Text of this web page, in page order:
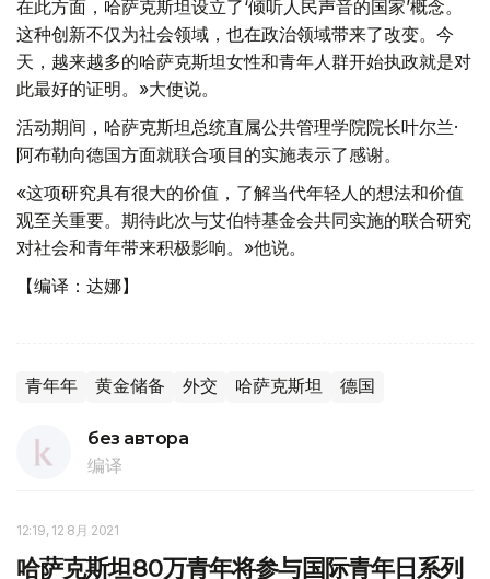
在此方面，哈萨克斯坦设立了‘倾听人民声音的国家’概念。
这种创新不仅为社会领域，也在政治领域带来了改变。今
天，越来越多的哈萨克斯坦女性和青年人群开始执政就是对
此最好的证明。»大使说。
活动期间，哈萨克斯坦总统直属公共管理学院院长叶尔兰·
阿布勒向德国方面就联合项目的实施表示了感谢。
«这项研究具有很大的价值，了解当代年轻人的想法和价值
观至关重要。期待此次与艾伯特基金会共同实施的联合研究
对社会和青年带来积极影响。»他说。
【编译：达娜】
青年年 黄金储备 外交 哈萨克斯坦 德国
без автора
编译
12:19, 12 8月 2021
哈萨克斯坦80万青年将参与国际青年日系列